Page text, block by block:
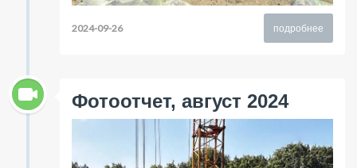
подробнее
2024-09-26
Фотоотчет, август 2024